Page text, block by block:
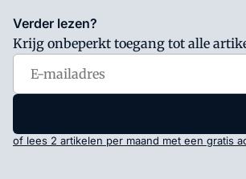
Salarisnet is onderdeel van VMN
Voorwaarden
Verder lezen?
Krijg onbeperkt toegang tot alle
of lees 2 artikelen per maand met een gratis